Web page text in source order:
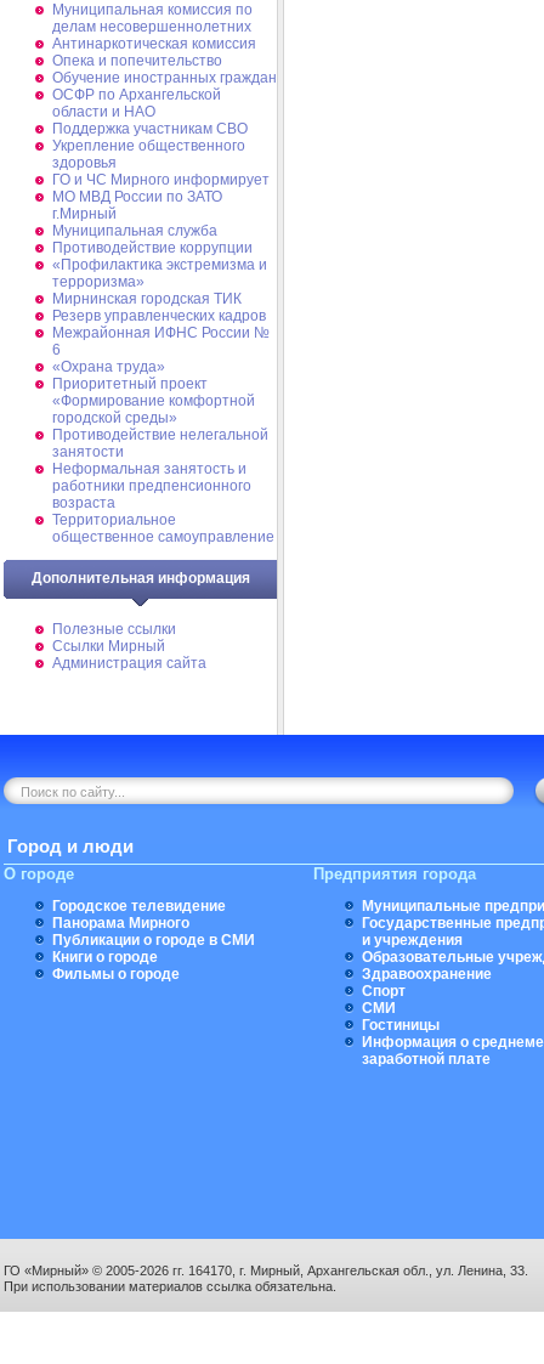
Муниципальная комиссия по
делам несовершеннолетних
Антинаркотическая комиссия
Опека и попечительство
Обучение иностранных граждан
ОСФР по Архангельской
области и НАО
Поддержка участникам СВО
Укрепление общественного
здоровья
ГО и ЧС Мирного информирует
МО МВД России по ЗАТО
г.Мирный
Муниципальная cлужба
Противодействие коррупции
«Профилактика экстремизма и
терроризма»
Мирнинская городская ТИК
Резерв управленческих кадров
Межрайонная ИФНС России №
6
«Охрана труда»
Приоритетный проект
«Формирование комфортной
городской среды»
Противодействие нелегальной
занятости
Неформальная занятость и
работники предпенсионного
возраста
Территориальное
общественное самоуправление
Дополнительная информация
Полезные ссылки
Ссылки Мирный
Администрация сайта
Город и люди
О городе
Городское телевидение
Панорама Мирного
Публикации о городе в СМИ
Книги о городе
Фильмы о городе
Предприятия города
Муниципальные
Государственные
и учреждения
Образовательные
Здравоохранение
Спорт
СМИ
Гостиницы
Информация о
заработной плате
ГО «Мирный» © 2005-2026 гг. 164170, г. Мирный, Архангельская обл., ул. Ленина, 33.
При использовании материалов ссылка обязательна.